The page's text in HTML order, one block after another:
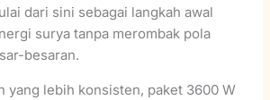
dari sini sebagai langkah awal
surya tanpa merombak pola
besaran.
yang lebih konsisten, paket 3600 W